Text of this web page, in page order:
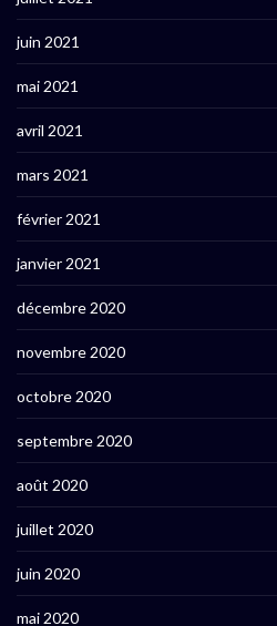
juin 2021
mai 2021
avril 2021
mars 2021
février 2021
janvier 2021
décembre 2020
novembre 2020
octobre 2020
septembre 2020
août 2020
juillet 2020
juin 2020
mai 2020